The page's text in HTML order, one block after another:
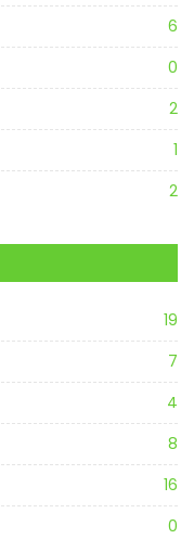
6
0
2
1
2
19
7
4
8
16
0